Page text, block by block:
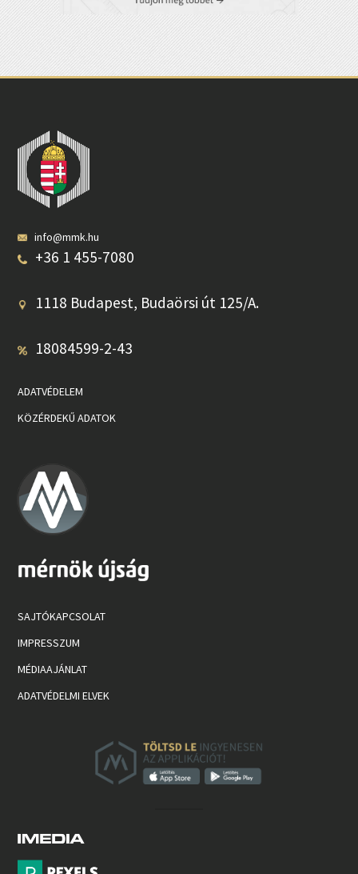
info@mmk.hu
+36 1 455-7080
1118 Budapest, Budaörsi út 125/A.
18084599-2-43
ADATVÉDELEM
KÖZÉRDEKŰ ADATOK
SAJTÓKAPCSOLAT
IMPRESSZUM
MÉDIAAJÁNLAT
ADATVÉDELMI ELVEK